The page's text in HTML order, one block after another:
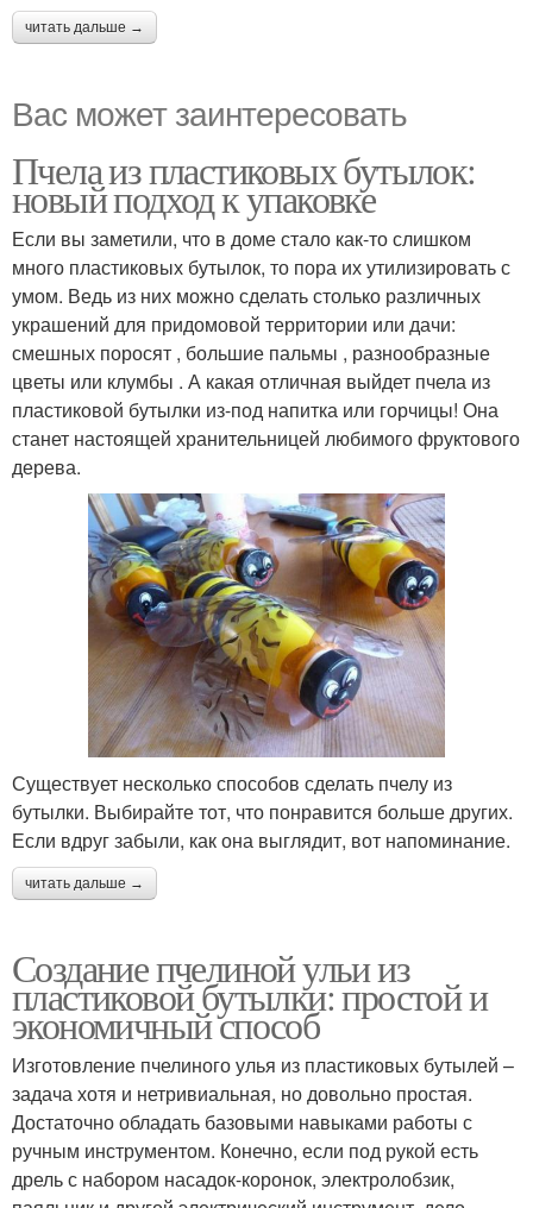
читать дальше →
Вас может заинтересовать
Пчела из пластиковых бутылок:
новый подход к упаковке
Если вы заметили, что в доме стало как-то слишком
много пластиковых бутылок, то пора их утилизировать с
умом. Ведь из них можно сделать столько различных
украшений для придомовой территории или дачи:
смешных поросят , большие пальмы , разнообразные
цветы или клумбы . А какая отличная выйдет пчела из
пластиковой бутылки из-под напитка или горчицы! Она
станет настоящей хранительницей любимого фруктового
дерева.
Существует несколько способов сделать пчелу из
бутылки. Выбирайте тот, что понравится больше других.
Если вдруг забыли, как она выглядит, вот напоминание.
читать дальше →
Создание пчелиной ульи из
пластиковой бутылки: простой и
экономичный способ
Изготовление пчелиного улья из пластиковых бутылей –
задача хотя и нетривиальная, но довольно простая.
Достаточно обладать базовыми навыками работы с
ручным инструментом. Конечно, если под рукой есть
дрель с набором насадок-коронок, электролобзик,